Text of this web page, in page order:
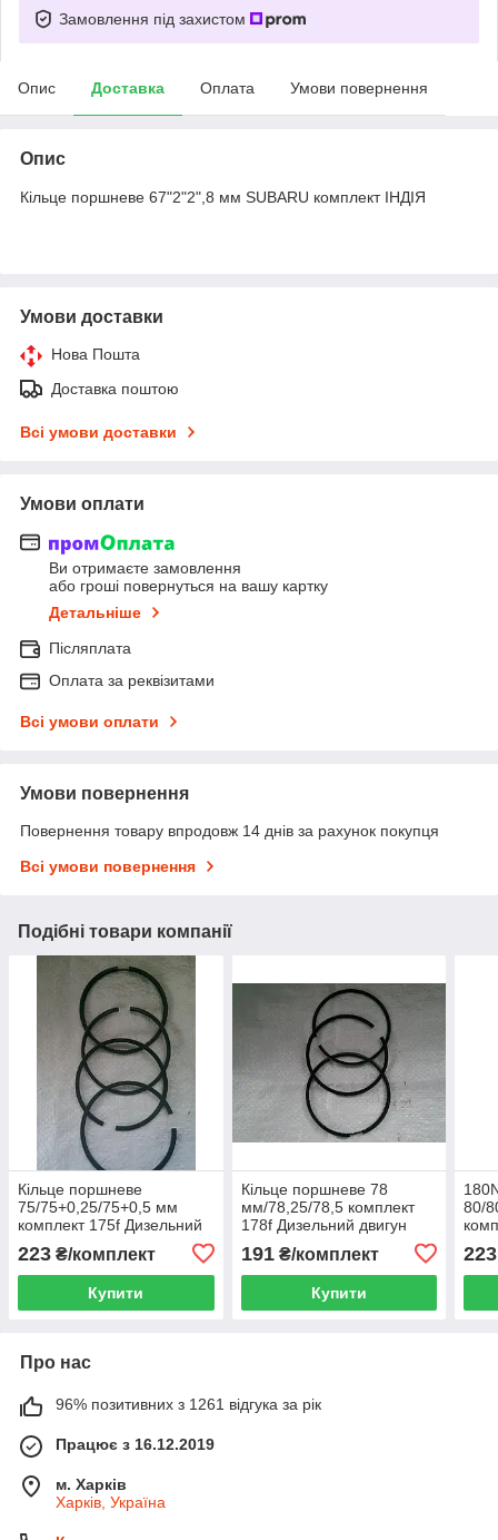
Замовлення під захистом
Опис Доставка Оплата Умови повернення
Опис
Кільце поршневе 67"2"2",8 мм SUBARU комплект ІНДІЯ
Умови доставки
Нова Пошта
Доставка поштою
Всі умови доставки
Умови оплати
Ви отримаєте замовлення
або гроші повернуться на вашу картку
Детальніше
Післяплата
Оплата за реквізитами
Всі умови оплати
Умови повернення
Повернення товару впродовж 14 днів за рахунок покупця
Всі умови повернення
Подібні товари компанії
Кільце поршневе
75/75+0,25/75+0,5 мм
комплект 175f Дизельний
охолодження
223 ₴/комплект
Купити
Кільце поршневе 78
мм/78,25/78,5 комплект
178f Дизельний двигун
191₴/комплект
Купити
80/
223
Про нас
96% позитивних з 1261 відгука за рік
Працює з 16.12.2019
м. Харків
Харків, Україна